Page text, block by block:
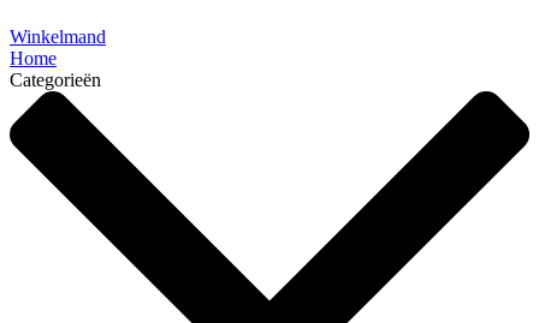
Winkelmand
Home
Categorieën